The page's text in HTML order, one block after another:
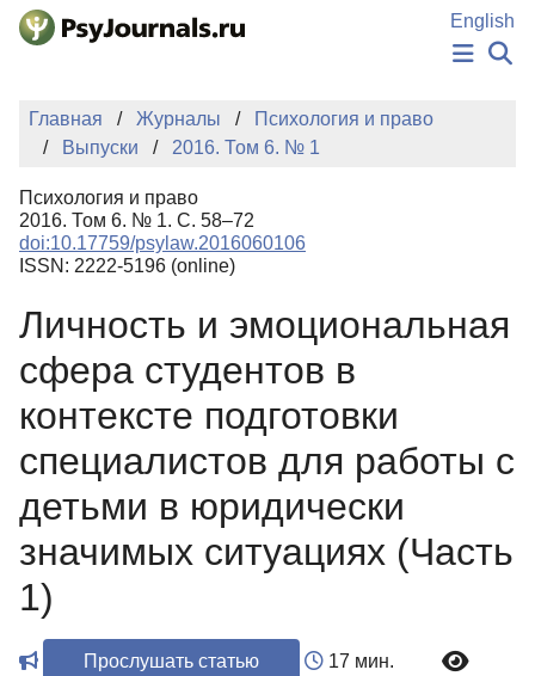
Перейти к основному содержанию
English
НОВОСТИ
ИЗДАНИЯ
ПОДАТЬ РУКОПИСЬ
БАЗА ЗНАНИЙ
КЛЮЧЕВЫЕ СЛОВА
Регистрация
Главная Журналы
Психология и право
Выпуски
2016. Том 6. № 1
Психология и право
2016. Том 6. № 1. С. 58–72
doi:10.17759/psylaw.2016060106
ISSN: 2222-5196 (online)
Личность и эмоциональная
сфера студентов в
контексте подготовки
специалистов для работы с
детьми в юридически
значимых ситуациях (Часть
1)
Прослушать статью
17 мин.